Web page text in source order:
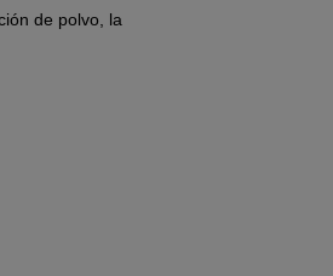
de polvo, la